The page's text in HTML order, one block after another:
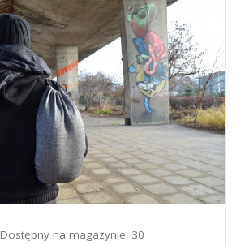
Dostępny na magazynie: 30